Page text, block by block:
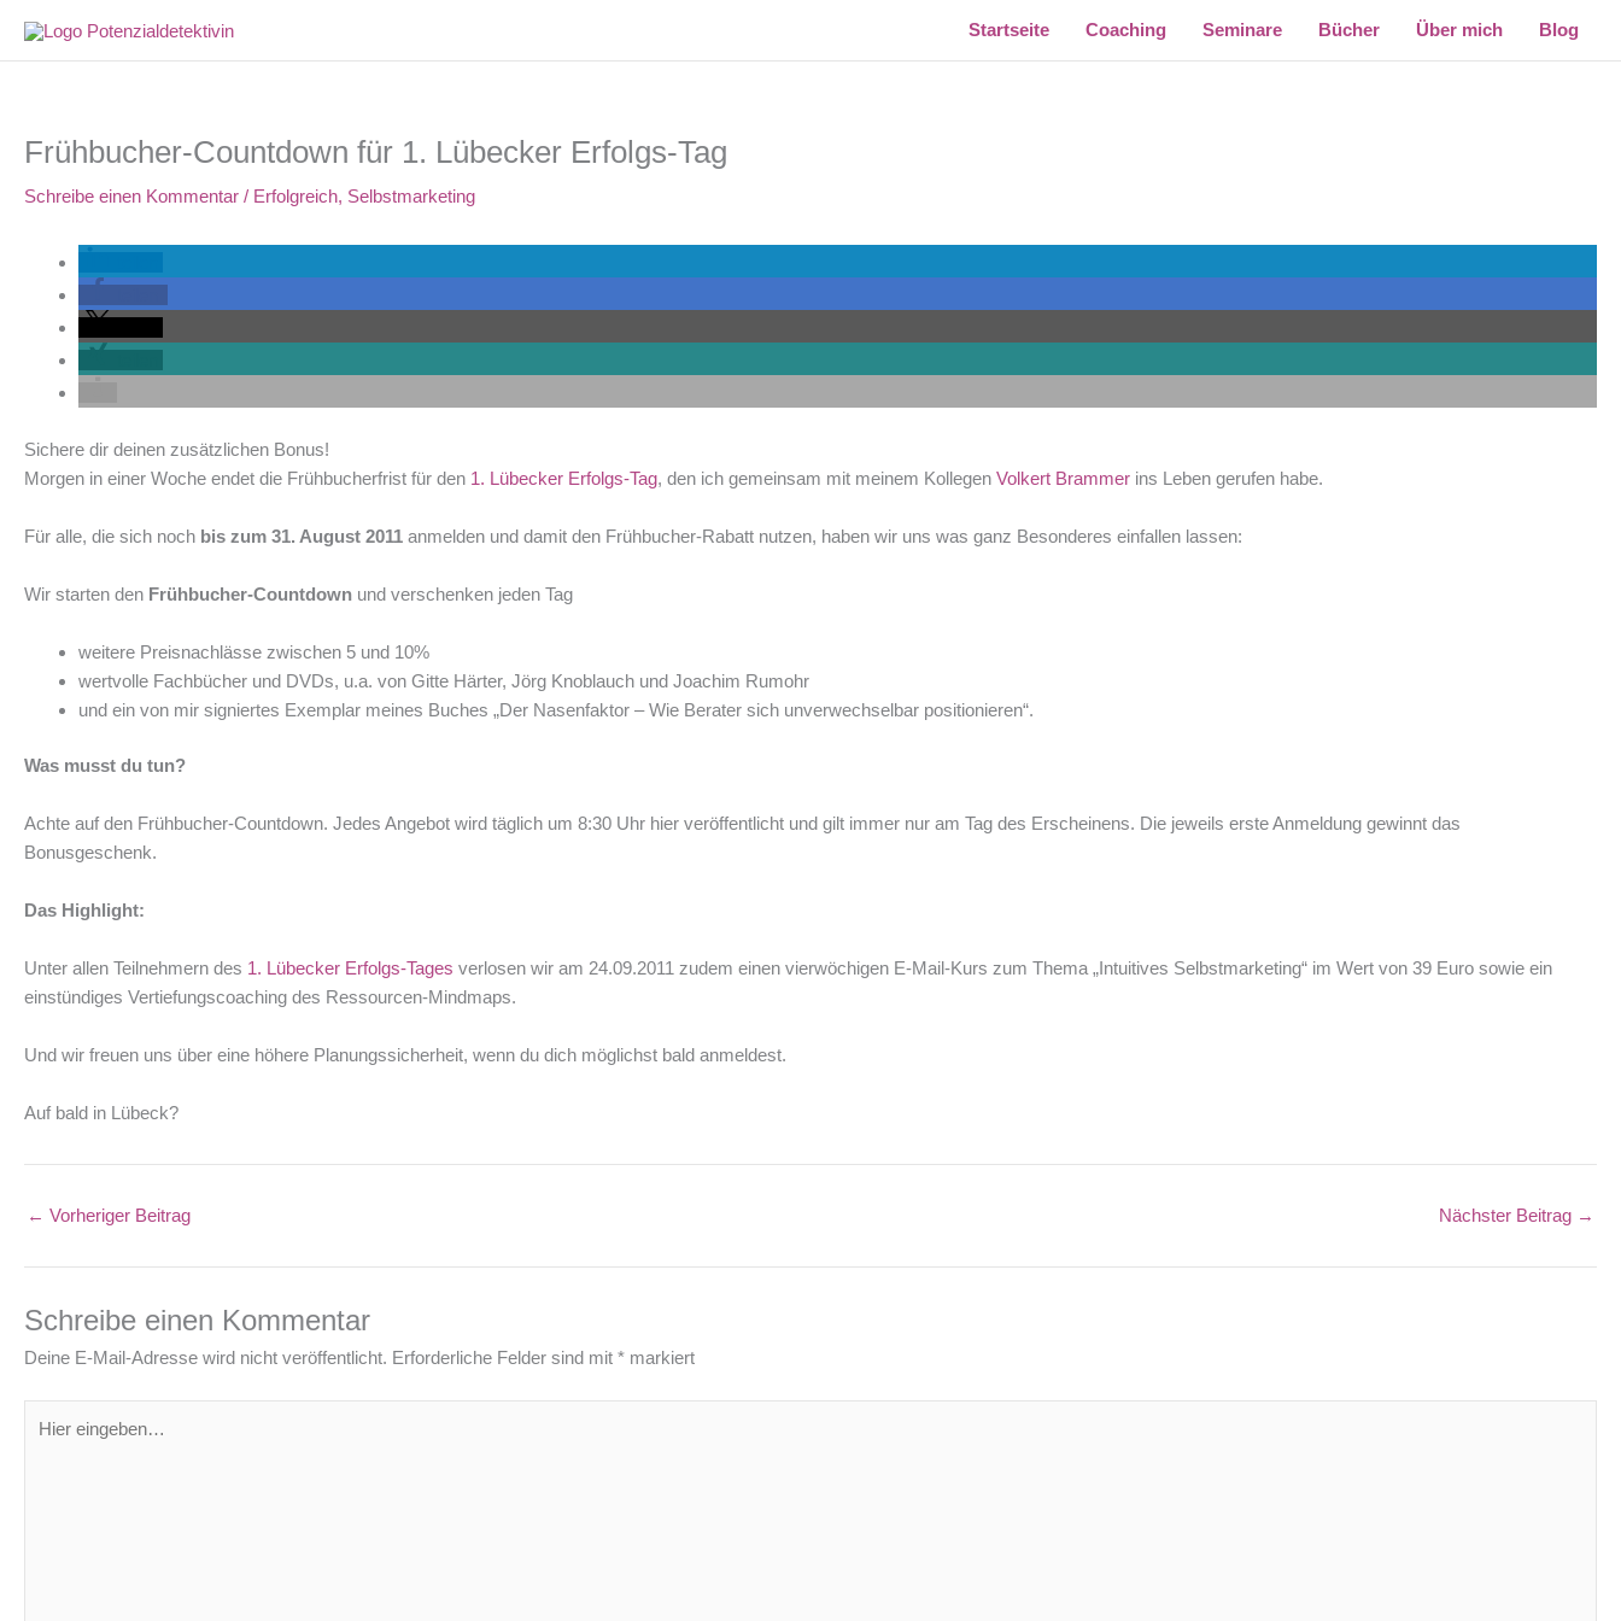
Inhalt
Startseite Coaching Seminare Bücher Über mich Blog
Frühbucher-Countdown für 1. Lübecker Erfolgs-Tag
Schreibe einen Kommentar / Erfolgreich, Selbstmarketing
Sichere dir deinen zusätzlichen Bonus!
Morgen in einer Woche endet die Frühbucherfrist für den 1. Lübecker Erfolgs-Tag, den ich gemeinsam mit meinem Kollegen Volkert Brammer ins Leben gerufen habe.
Für alle, die sich noch bis zum 31. August 2011 anmelden und damit den Frühbucher-Rabatt nutzen, haben wir uns was ganz Besonderes einfallen lassen:
Wir starten den Frühbucher-Countdown und verschenken jeden Tag
weitere Preisnachlässe zwischen 5 und 10%
wertvolle Fachbücher und DVDs, u.a. von Gitte Härter, Jörg Knoblauch und Joachim Rumohr
und ein von mir signiertes Exemplar meines Buches „Der Nasenfaktor – Wie Berater sich unverwechselbar positionieren“.
Was musst du tun?
Achte auf den Frühbucher-Countdown. Jedes Angebot wird täglich um 8:30 Uhr hier veröffentlicht und gilt immer nur am Tag des Erscheinens. Die jeweils erste Anmeldung gewinnt das
Bonusgeschenk.
Das Highlight:
Unter allen Teilnehmern des 1. Lübecker Erfolgs-Tages verlosen wir am 24.09.2011 zudem einen vierwöchigen E-Mail-Kurs zum Thema „Intuitives Selbstmarketing“ im Wert von 39 Euro sowie ein
einstündiges Vertiefungscoaching des Ressourcen-Mindmaps.
Und wir freuen uns über eine höhere Planungssicherheit, wenn du dich möglichst bald anmeldest.
Auf bald in Lübeck?
← Vorheriger Beitrag Nächster Beitrag →
Schreibe einen Kommentar
Deine E-Mail-Adresse wird nicht veröffentlicht. Erforderliche Felder sind mit * markiert
eingeben…